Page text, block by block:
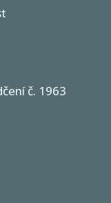
č. 1963